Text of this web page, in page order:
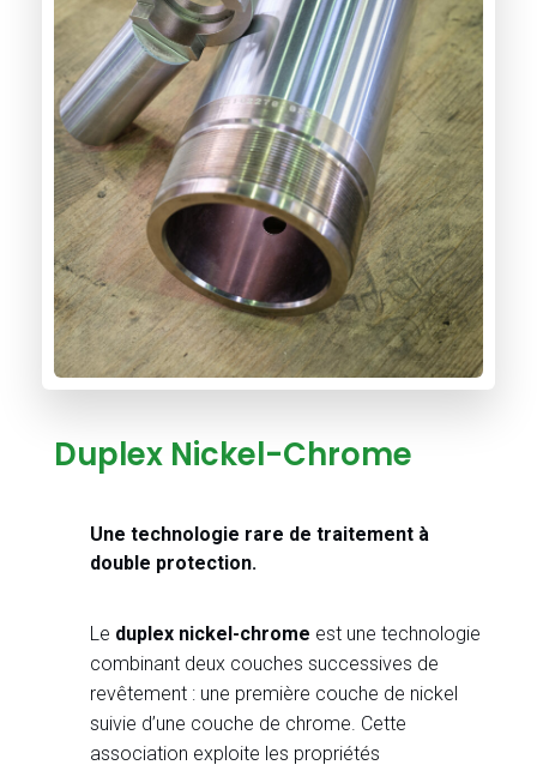
Duplex Nickel-Chrome
Une technologie rare de traitement à
double protection.
Le duplex nickel-chrome est une technologie
combinant deux couches successives de
revêtement : une première couche de nickel
suivie d’une couche de chrome. Cette
association exploite les propriétés